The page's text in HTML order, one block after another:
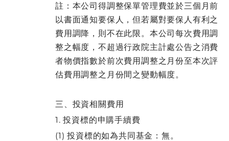
註：本公司得調整保單管理費並於三個月前
以書面通知要保人，但若屬對要保人有利之
費用調降，則不在此限。本公司每次費用調
整之幅度，不超過行政院主計處公告之消費
者物價指數於前次費用調整之月份至本次評
估費用調整之月份間之變動幅度。
三、投資相關費用
1. 投資標的申購手續費
(1) 投資標的如為共同基金：無。